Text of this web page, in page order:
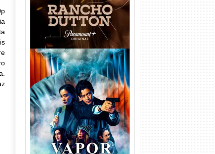
Vapor Humano 1ª Temporada
Torrent (2026) WEB-DL 1080p
Dual Áudio